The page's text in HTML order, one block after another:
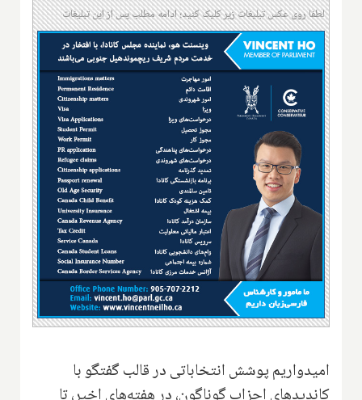
لطفا روی عکس تبلیغات زیر کلیک کنید؛ ادامه مطلب پس از این تبلیغات
امیدواریم پوشش انتخاباتی در قالب گفتگو با